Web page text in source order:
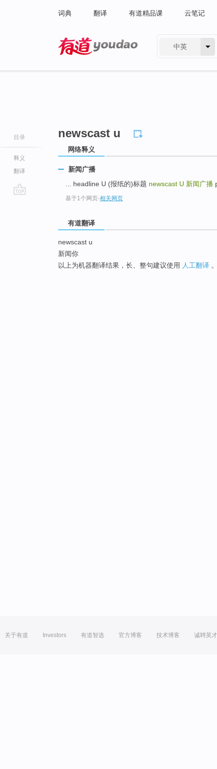
词典 翻译 有道精品课 云笔记
中英
目录
释义
翻译
newscast u
网络释义
新闻广播
... headline U (报纸的)标题 newscast U 新闻广播
基于1个网页-相关网页
有道翻译
newscast u
新闻你
以上为机器翻译结果，长、整句建议使用 人工翻译
关于有道 Investors 有道智选 官方博客 技术博客 诚聘英才